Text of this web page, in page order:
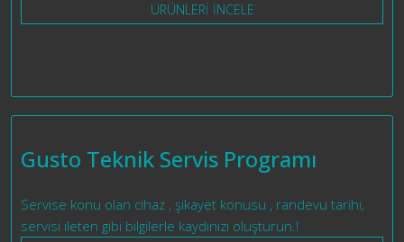
ÜRÜNLERİ İNCELE
Gusto Teknik Servis Programı
Servise konu olan cihaz , şikayet konusu , randevu tarihi,
servisi ileten gibi bilgilerle kaydınızı oluşturun.!